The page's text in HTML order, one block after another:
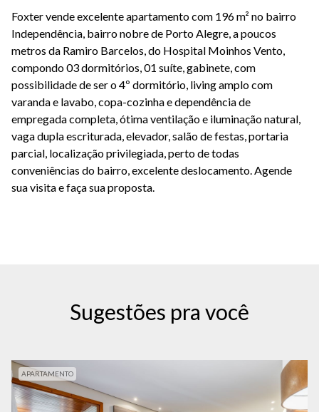
Foxter vende excelente apartamento com 196 m² no bairro
Independência, bairro nobre de Porto Alegre, a poucos
metros da Ramiro Barcelos, do Hospital Moinhos Vento,
compondo 03 dormitórios, 01 suíte, gabinete, com
possibilidade de ser o 4º dormitório, living amplo com
varanda e lavabo, copa-cozinha e dependência de
empregada completa, ótima ventilação e iluminação natural,
vaga dupla escriturada, elevador, salão de festas, portaria
parcial, localização privilegiada, perto de todas
conveniências do bairro, excelente deslocamento. Agende
sua visita e faça sua proposta.
Sugestões pra você
APARTAMENTO